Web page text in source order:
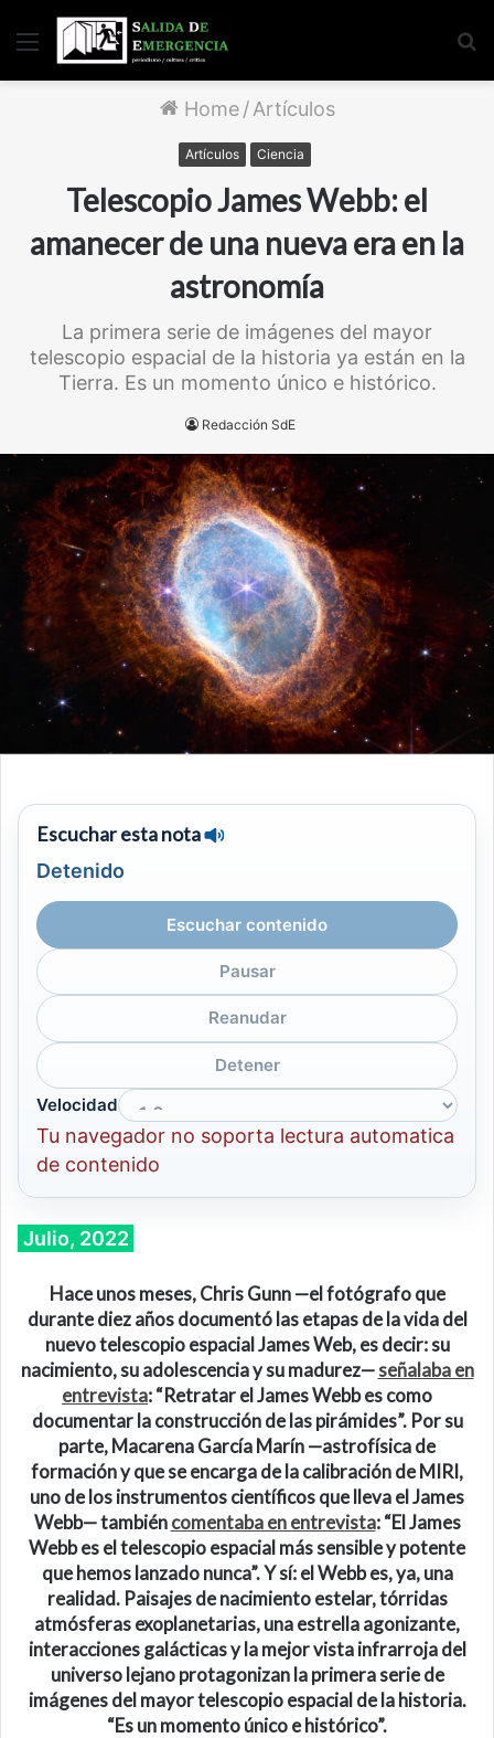
Menu
Home /Artículos
Artículos Ciencia
Telescopio James Webb: el
amanecer de una nueva era en la
astronomía
La primera serie de imágenes del mayor
telescopio espacial de la historia ya están en la
Tierra. Es un momento único e histórico.
Redacción SdE
Escuchar esta nota
Detenido
Escuchar contenido
Pausar
Reanudar
Detener
Velocidad
Tu navegador no soporta lectura automatica
de contenido
Julio, 2022
Hace unos meses, Chris Gunn —el fotógrafo que
durante diez años documentó las etapas de la vida del
nuevo telescopio espacial James Web, es decir: su
nacimiento, su adolescencia y su madurez—señalaba en
entrevista: “Retratar el James Webb es como
documentar la construcción de las pirámides”. Por su
parte, Macarena García Marín —astrofísica de
formación y que se encarga de la calibración de MIRI,
uno de los instrumentos científicos que lleva el James
Webb— tambiéncomentaba en entrevista: “El James
Webb es el telescopio espacial más sensible y potente
que hemos lanzado nunca”. Y sí: el Webb es, ya, una
realidad. Paisajes de nacimiento estelar, tórridas
atmósferas exoplanetarias, una estrella agonizante,
interacciones galácticas y la mejor vista infrarroja del
universo lejano protagonizan la primera serie de
imágenes del mayor telescopio espacial de la historia.
“Es un momento único e histórico”.